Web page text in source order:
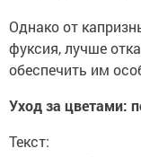
Однако от
фуксия, лучше
обеспечить им
Уход за цветами:
Текст: